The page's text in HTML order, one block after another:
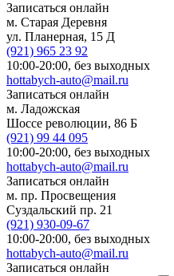
Записаться онлайн
м. Старая Деревня
ул. Планерная, 15 Д
(921) 965 23 92
10:00-20:00, без выходных
hottabych-auto@mail.ru
Записаться онлайн
м. Ладожская
Шоссе революции, 86 Б
(921) 99 44 095
10:00-20:00, без выходных
hottabych-auto@mail.ru
Записаться онлайн
м. пр. Просвещения
Суздальский пр. 21
(921) 930-09-67
10:00-20:00, без выходных
hottabych-auto@mail.ru
Записаться онлайн